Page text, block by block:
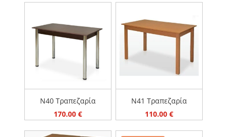
Ν40 Τραπεζαρία
170.00€
Ν41 Τραπεζαρία
110.00 €